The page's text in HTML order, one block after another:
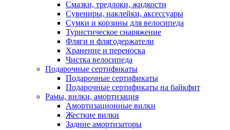
Смазки, тредлоки, жидкости
Сувениры, наклейки, аксессуары
Сумки и корзины для велосипеда
Туристическое снаряжение
Фляги и флягодержатели
Хранение и переноска
Чистка велосипеда
Подарочные сертификаты
Подарочные сертификаты
Подарочные сертификаты на байкфит
Рамы, вилки, амортизация
Амортизационные вилки
Жесткие вилки
Задние амортизаторы